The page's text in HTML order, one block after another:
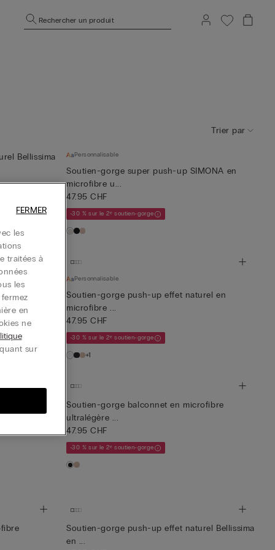
Rechercher un produit
Trier par
Bellissima
Personnalisable
Soutien-gorge super push-up SIMONA en
microfibre u...
47.95 CHF
-30 % sur le 2ᵉ soutien-gorge
Bellissima
Personnalisable
Soutien-gorge push-up effet naturel en
microfibre ...
47.95 CHF
-30 % sur le 2ᵉ soutien-gorge
+1
Soutien-gorge balconnet en microfibre
ultralégère ...
47.95 CHF
-30 % sur le 2ᵉ soutien-gorge
Soutien-gorge push-up effet naturel Bellissima
en ...
les
traitées à
les
en
ne
sur
FERMER